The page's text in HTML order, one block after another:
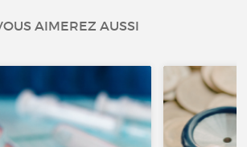
AIMEREZ AUSSI